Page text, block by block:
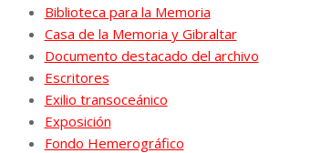
Biblioteca para la Memoria
Casa de la Memoria y Gibraltar
Documento destacado del archivo
Escritores
Exilio transoceánico
Exposición
Fondo Hemerográfico